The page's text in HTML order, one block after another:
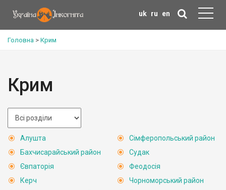
uk ru en
Головна > Крим
Крим
Алушта
Бахчисарайський район
Євпаторія
Керч
Сімферопольський район
Судак
Феодосія
Чорноморський район